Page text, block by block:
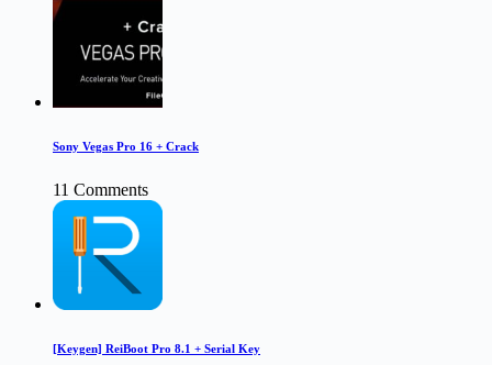
Sony Vegas Pro 16 + Crack
11 Comments
[Keygen] ReiBoot Pro 8.1 + Serial Key